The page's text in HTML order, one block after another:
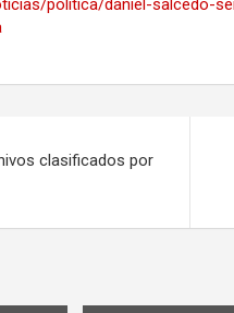
politica/daniel-salcedo-
clasificados por